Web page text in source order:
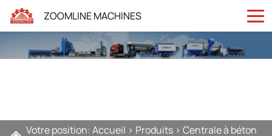
ZOOMLINE MACHINES
Votre position: Accueil > Produits > Centrale à béton